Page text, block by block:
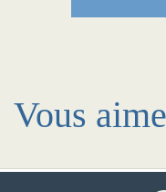
Vous